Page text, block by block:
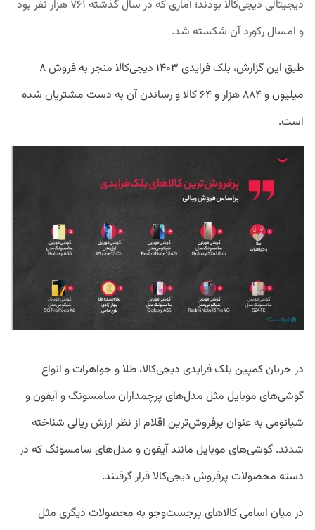
دیجیتالی دیجی‌کالا بودند؛ آماری که در سال گذشته ۷۶۱ هزار نفر بود
و امسال رکورد آن شکسته شد.
طبق این گزارش، بلک فرایدی ۱۴۰۳ دیجی‌کالا منجر به فروش ۸
میلیون و ۸۸۴ هزار و ۶۴ کالا و رساندن آن به دست مشتریان شده
است.
در جریان کمپین بلک فرایدی دیجی‌کالا، طلا و جواهرات و انواع
گوشی‌های موبایل مثل مدل‌های پرچمداران سامسونگ و آیفون و
شیائومی به عنوان پرفروش‌ترین اقلام از نظر ارزش ریالی شناخته
شدند. گوشی‌های موبایل مانند آیفون و مدل‌های سامسونگ که در
دسته محصولات پرفروش دیجی‌کالا قرار گرفتند.
در میان اسامی کالاهای پرجست‌وجو به محصولات دیگری مثل